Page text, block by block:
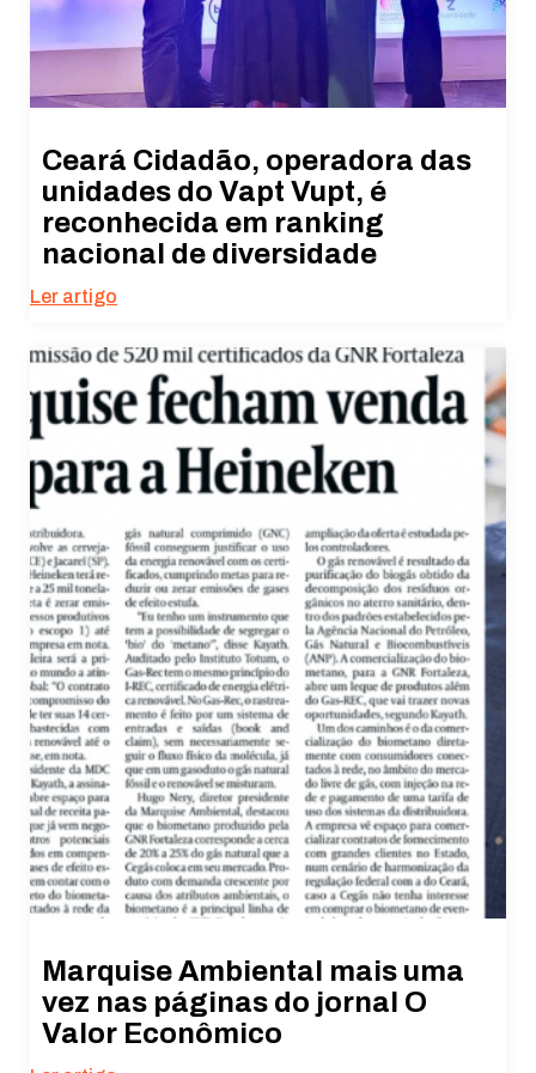
Ceará Cidadão, operadora das
unidades do Vapt Vupt, é
reconhecida em ranking
nacional de diversidade
Ler artigo
Marquise Ambiental mais uma
vez nas páginas do jornal O
Valor Econômico
Necessário
não são
opcionais. São
necessários
para o
funcionamento
Estatísticas
Para que
possamos
melhorar a
funcionalidade
e a estrutura
do site, com
base em como
o site é usado.
Experiência
Para que o
nosso site
funcione o
durante a sua
visita. Se você
recusar esses